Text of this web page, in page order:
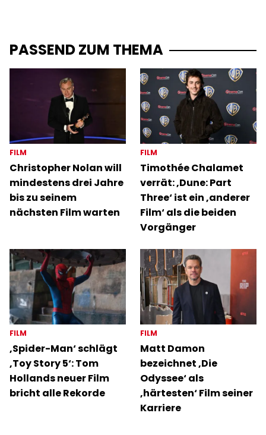
PASSEND ZUM THEMA
FILM
Christopher Nolan will
mindestens drei Jahre
bis zu seinem
nächsten Film warten
FILM
Timothée Chalamet
verrät: ‚Dune: Part
Three‘ ist ein ‚anderer
Film‘ als die beiden
Vorgänger
FILM
‚Spider-Man‘ schlägt
‚Toy Story 5‘: Tom
Hollands neuer Film
bricht alle Rekorde
FILM
Matt Damon
bezeichnet ‚Die
Odyssee‘ als
‚härtesten‘ Film seiner
Karriere